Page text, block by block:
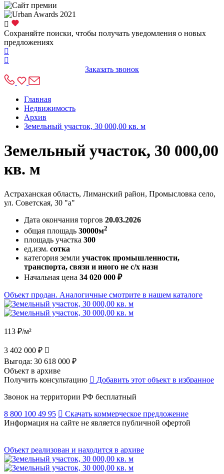
Сохраняйте поиски, чтобы получать уведомления о новых
предложениях
Заказать звонок
Главная
Недвижимость
Архив
Земельный участок, 30 000,00 кв. м
Земельный участок, 30 000,00
кв. м
Астраханская область, Лиманский район, Промысловка село,
ул. Советская, 30 "а"
Дата окончания торгов 20.03.2026
общая площадь 30000м2
площадь участка 300
ед.изм. сотка
категория земли участок промышленности,
транспорта, связи и иного не с/х назн
Начальная цена 34 020 000 ₽
Объект продан. Аналогичные смотрите в нашем каталоге
113 ₽/м²
3 402 000 ₽
Выгода: 30 618 000 ₽
Объект в архиве
Получить консультацию
Добавить этот объект в избранное
Звонок на территории РФ бесплатный
8 800 100 49 95
Скачать коммерческое предложение
Информация на сайте не является публичной офертой
Объект реализован и находится в архиве